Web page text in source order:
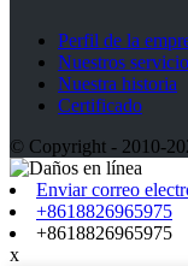
Perfil de la
Nuestros
Nuestra historia
Certificado
© Copyright - 2010-
Enviar correo
+8618826965975
+8618826965975
x